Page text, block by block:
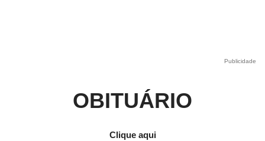
Publicidade
OBITUÁRIO
Clique aqui